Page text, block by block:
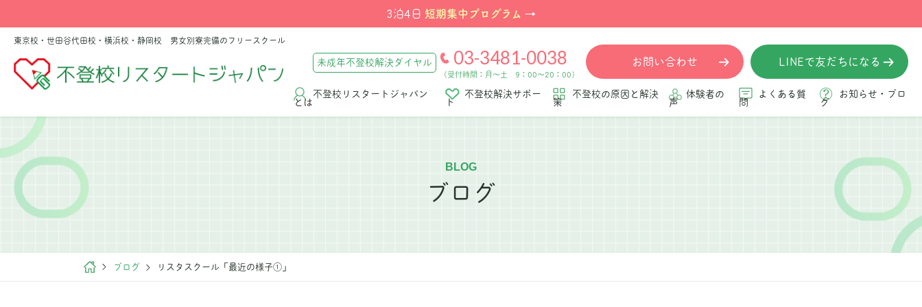
3泊4日 短期集中プログラム →
東京校・世田谷代田校・横浜校・静岡校 男女別寮完備のフリースクール
未成年不登校解決ダイヤル 03-3481-0038
（受付時間：月～土 9：00～20：00）
お問い合わせ LINEで友だちになる
不登校リスタートジャパン
とは
不登校解決サポー
ト
不登校の原因と解決
策
体験者の
声
よくある質
問
お知らせ・ブロ
グ
BLOG
ブログ
ブログ リスタスクール「最近の様子①」